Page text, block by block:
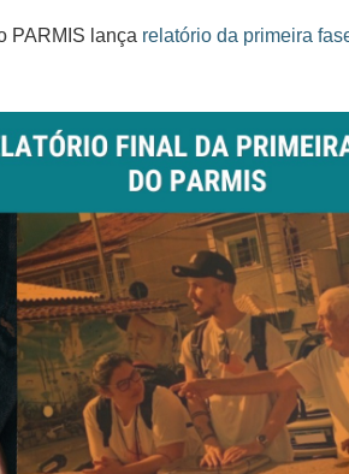
PARMIS lança relatório da primeira